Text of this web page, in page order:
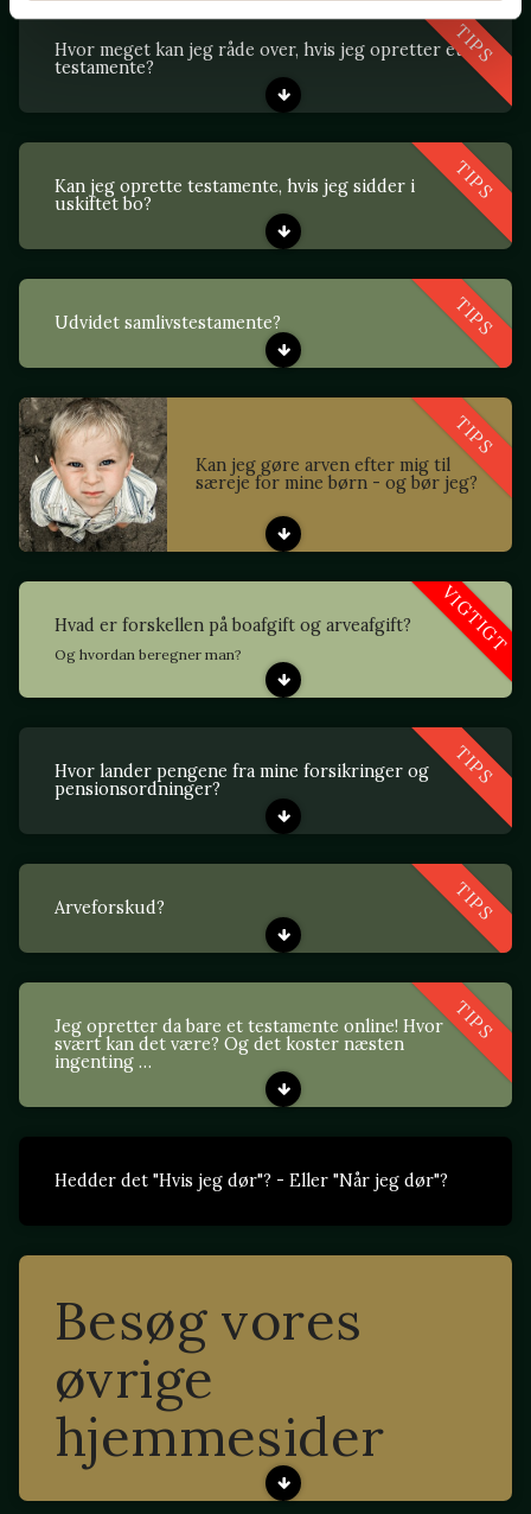
TIPS
Hvor meget kan jeg råde over, hvis jeg opretter et
testamente?
TIPS
Kan jeg oprette testamente, hvis jeg sidder i
uskiftet bo?
TIPS
Udvidet samlivstestamente?
TIPS
Kan jeg gøre arven efter mig til
særeje for mine børn - og bør jeg?
VIGTIGT
Hvad er forskellen på boafgift og arveafgift?
Og hvordan beregner man?
TIPS
Hvor lander pengene fra mine forsikringer og
pensionsordninger?
TIPS
Arveforskud?
TIPS
Jeg opretter da bare et testamente online! Hvor
svært kan det være? Og det koster næsten
ingenting …
Hedder det "Hvis jeg dør"? - Eller "Når jeg dør"?
Besøg vores
øvrige
hjemmesider